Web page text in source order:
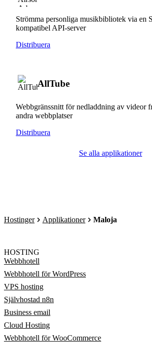
Strömma personliga musikbibliotek via en
kompatibel API-server
Distribuera
AllTube
Webbgränssnitt för nedladdning av videor
andra webbplatser
Distribuera
Se alla applikationer
Hostinger Applikationer Maloja
HOSTING
Webbhotell
Webbhotell för WordPress
VPS hosting
Självhostad n8n
Business email
Cloud Hosting
Webbhotell för WooCommerce